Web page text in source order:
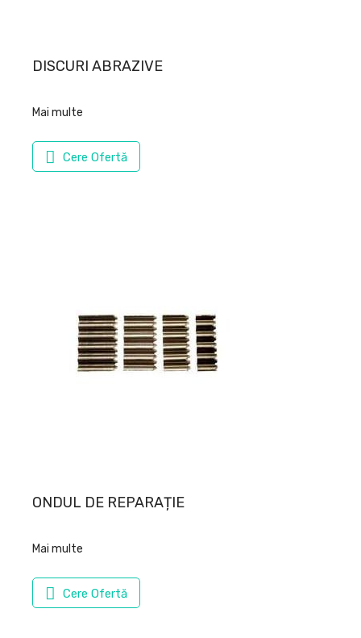
DISCURI ABRAZIVE
Mai multe
Cere Ofertă
ONDUL DE REPARAȚIE
Mai multe
Cere Ofertă